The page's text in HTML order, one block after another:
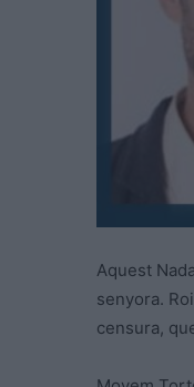
Aquest
senyora.
censura,